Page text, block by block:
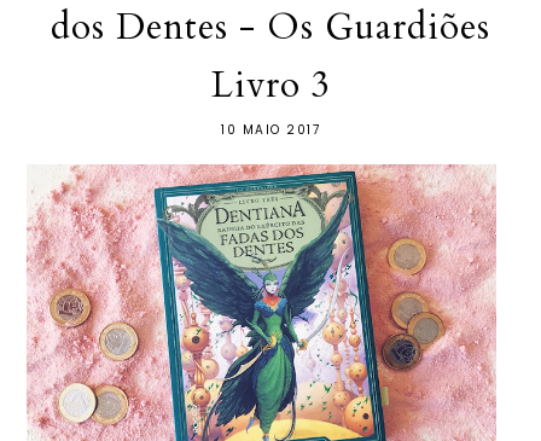
dos Dentes - Os Guardiões
Livro 3
10 MAIO 2017